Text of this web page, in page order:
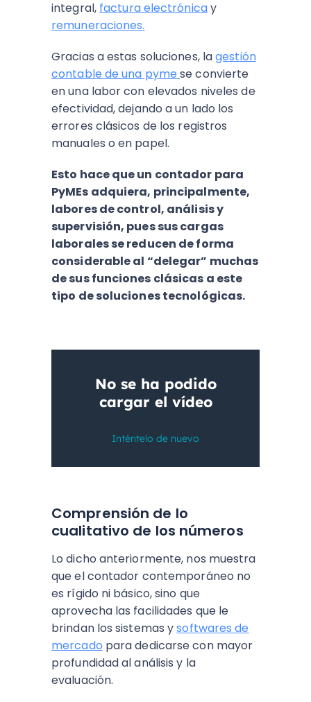
integral, factura electrónicay
remuneraciones.
Gracias a estas soluciones, lagestión
contable de una pymese convierte
en una labor con elevados niveles de
efectividad, dejando a un lado los
errores clásicos de los registros
manuales o en papel.
Esto hace que un contador para
PyMEs adquiera, principalmente,
labores de control, análisis y
supervisión, pues sus cargas
laborales se reducen de forma
considerable al “delegar” muchas
de sus funciones clásicas a este
tipo de soluciones tecnológicas.
Comprensión de lo
cualitativo de los números
Lo dicho anteriormente, nos muestra
que el contador contemporáneo no
es rígido ni básico, sino que
aprovecha las facilidades que le
brindan los sistemas ysoftwares de
mercado para dedicarse con mayor
profundidad al análisis y la
evaluación.